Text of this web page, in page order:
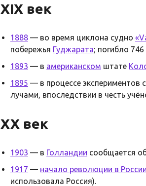
XIX век
1888 — во время циклона судно
побережья Гуджарата; погибло 746
1893 — в американском штате
1895 — в процессе экспериментов с
лучами, впоследствии в честь
XX век
1903 — в Голландии сообщается
1917 — начало революции в России
использовала Россия).